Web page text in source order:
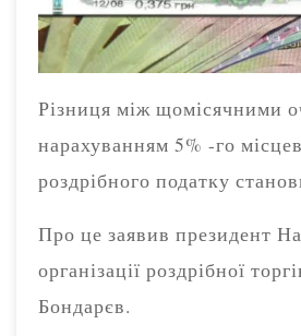
Різниця між щомісячними
нарахуванням 5% -го
роздрібного податку
Про це заявив президент
організації роздрібної
Бондарєв.